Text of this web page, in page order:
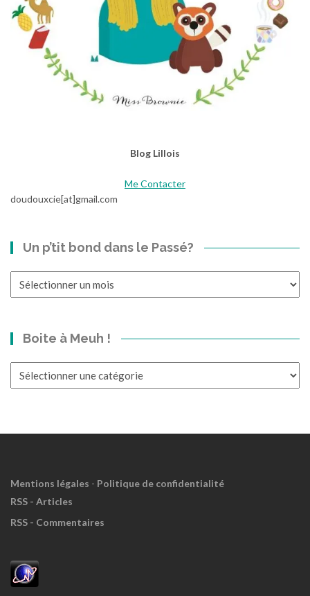
Blog Lillois
Me Contacter
doudouxcie[at]gmail.com
Un p’tit bond dans le Passé?
Boite à Meuh !
Mentions légales - Politique de confidentialité
RSS - Articles
RSS - Commentaires